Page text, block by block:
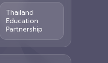
Thailand
Education
Partnership